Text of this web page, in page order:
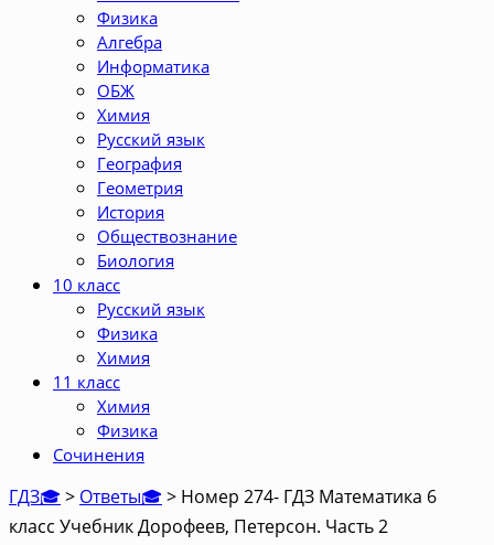
Физика
Алгебра
Информатика
ОБЖ
Химия
Русский язык
География
Геометрия
История
Обществознание
Биология
10 класс
Русский язык
Физика
Химия
11 класс
Химия
Физика
Сочинения
ГДЗ🎓> Ответы🎓> Номер 274- ГДЗ Математика 6
класс Учебник Дорофеев, Петерсон. Часть 2